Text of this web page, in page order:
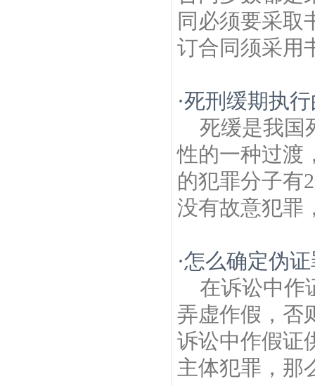
同必须要采取
订合同须采用
·死刑缓期执
死缓是我国
性的一种过渡
的犯罪分子有
没有故意犯罪
·怎么确定伪
在诉讼中作
弄虚作假，否
诉讼中作假证
主体犯罪，那